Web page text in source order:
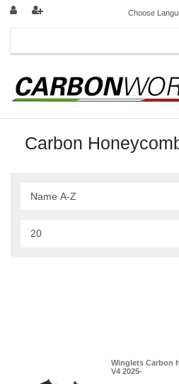
Choose
Carbon
Winglets Carbon
V4 2025-